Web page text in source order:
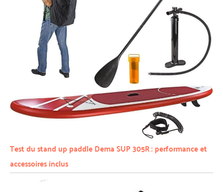
Test du stand up paddle Dema SUP 305R : performance et
accessoires inclus